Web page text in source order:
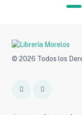
© 2026 Todos los